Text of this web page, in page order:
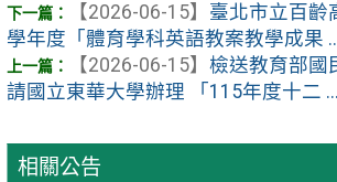
相關公告
【2026-06-15】 臺北市立百齡
學年度「體育學科英語教案教學成果
【2026-06-15】 檢送教育部國
請國立東華大學辦理 「115年度十二 ...